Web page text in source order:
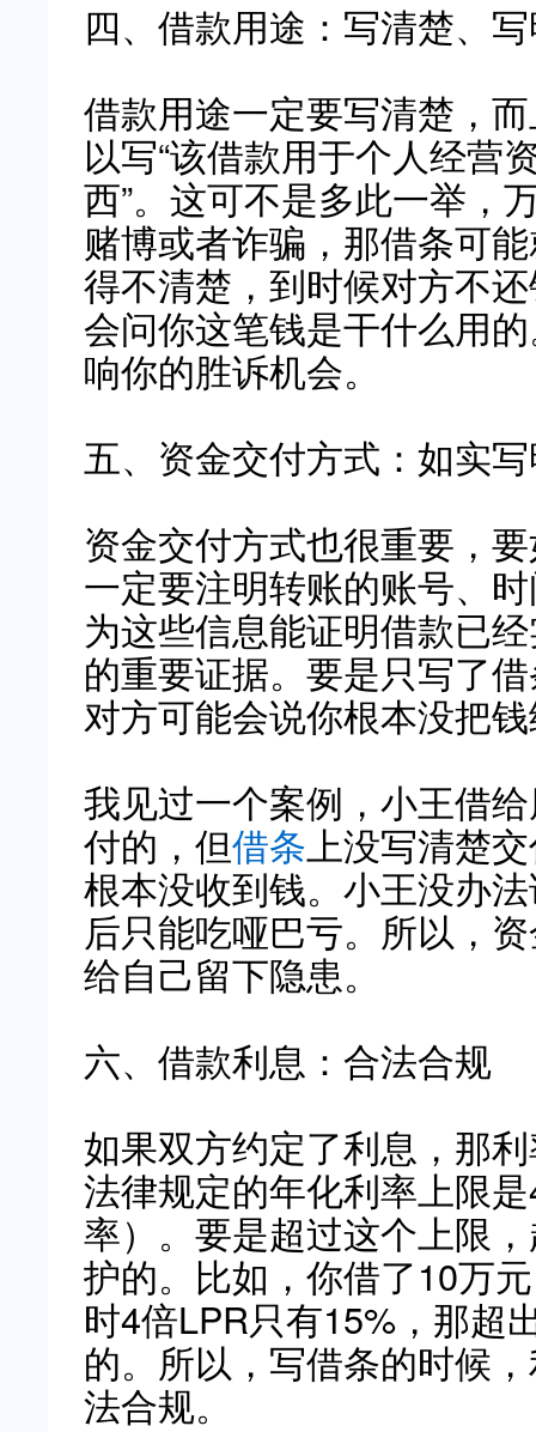
四、借款用途：写清楚、
借款用途一定要写清楚，
以写“该借款用于个人经营
西”。这可不是多此一举，
赌博或者诈骗，那借条可
得不清楚，到时候对方不
会问你这笔钱是干什么用
响你的胜诉机会。
五、资金交付方式：如实
资金交付方式也很重要，
一定要注明转账的账号、
为这些信息能证明借款已
的重要证据。要是只写了
对方可能会说你根本没把
我见过一个案例，小王借
付的，但借条上没写清楚
根本没收到钱。小王没办
后只能吃哑巴亏。所以，
给自己留下隐患。
六、借款利息：合法合规
如果双方约定了利息，那
法律规定的年化利率上限
率）。要是超过这个上限
护的。比如，你借了10万
时4倍LPR只有15%，那超
的。所以，写借条的时候
法合规。